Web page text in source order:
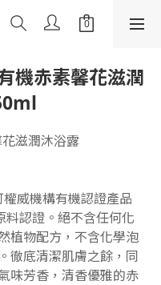
機赤素馨花滋潤
滋潤沐浴露
威機構有機認證產品
料認證。絕不含任何化
植物配方，不含化學泡
徹底清潔肌膚之餘，同
味芳香，清香優雅的赤